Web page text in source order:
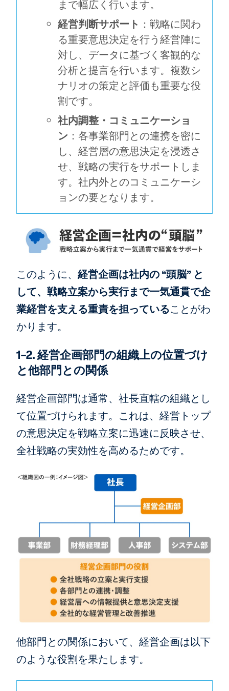
まで幅広く行います。
経営判断サポート ：戦略に関わ
る重要意思決定を行う経営陣に
対し、データに基づく客観的な
分析と提言を行います。複数シ
ナリオの策定と評価も重要な役
割です。
社内調整・コミュニケーショ
ン ：各事業部門との連携を密に
し、経営層の意思決定を浸透さ
せ、戦略の実行をサポートしま
す。社内外とのコミュニケーシ
ョンの要となります。
このように、 経営企画は社内の “頭脳” と
して、戦略立案から実行まで一気通貫で企
業経営を支える重責を担っていることがわ
かります。
1-2. 経営企画部門の組織上の位置づけ
と他部門との関係
経営企画部門は通常、社長直轄の組織とし
て位置づけられます。これは、経営トップ
の意思決定を戦略立案に迅速に反映させ、
全社戦略の実効性を高めるためです。
他部門との関係において、経営企画は以下
のような役割を果たします。